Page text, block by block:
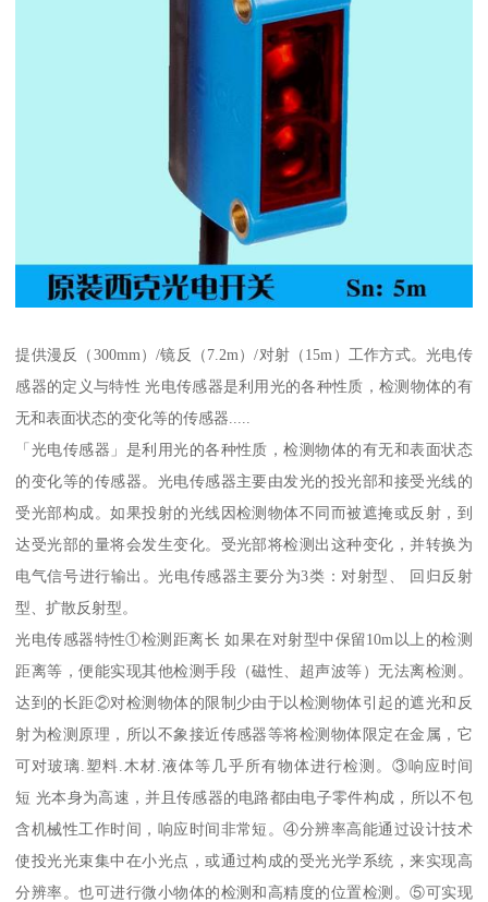
提供漫反（300mm）/镜反（7.2m）/对射（15m）工作方式。光电传
感器的定义与特性 光电传感器是利用光的各种性质，检测物体的有
无和表面状态的变化等的传感器.....
「光电传感器」是利用光的各种性质，检测物体的有无和表面状态
的变化等的传感器。光电传感器主要由发光的投光部和接受光线的
受光部构成。如果投射的光线因检测物体不同而被遮掩或反射，到
达受光部的量将会发生变化。受光部将检测出这种变化，并转换为
电气信号进行输出。光电传感器主要分为3类：对射型、 回归反射
型、扩散反射型。
光电传感器特性①检测距离长 如果在对射型中保留10m以上的检测
距离等，便能实现其他检测手段（磁性、超声波等）无法离检测。
达到的长距②对检测物体的限制少由于以检测物体引起的遮光和反
射为检测原理，所以不象接近传感器等将检测物体限定在金属，它
可对玻璃.塑料.木材.液体等几乎所有物体进行检测。③响应时间
短 光本身为高速，并且传感器的电路都由电子零件构成，所以不包
含机械性工作时间，响应时间非常短。④分辨率高能通过设计技术
使投光光束集中在小光点，或通过构成的受光光学系统，来实现高
分辨率。也可进行微小物体的检测和高精度的位置检测。⑤可实现